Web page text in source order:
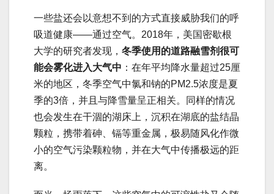
一些盐还会以意想不到的方式直接威胁我们的呼
吸道健康——通过空气。2018年，美国密歇根
大学的研究者发现， 冬季使用的道路融雪剂很可
能会雾化进入大气中 ：在年平均降水量超过25厘
米的地区，冬季空气中氯和钠的PM2.5浓度是夏
季的3倍，并且与降雪量呈正相关。同样的情况
也会发生在干涸的湖床上，沉积在湖底的盐结晶
颗粒，携带着砷、镉等重金属，极易随风化作微
小的空气污染颗粒物，并在大气中传播极远的距
离。